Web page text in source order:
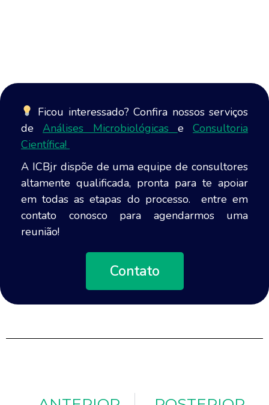
Ficou interessado? Confira nossos serviços
deAnálises Microbiológicas e Consultoria
Científica!
A ICBjr dispõe de uma equipe de consultores
altamente qualificada, pronta para te apoiar
em todas as etapas do processo. entre em
contato conosco para agendarmos uma
reunião!
Contato